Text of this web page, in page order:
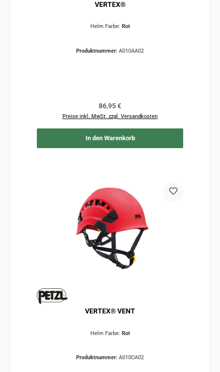
VERTEX®
Helm Farbe: Rot
Produktnummer: A010AA02
Regulärer Preis:
86,95 €
Preise inkl. MwSt. zzgl. Versandkosten
In den Warenkorb
VERTEX® VENT
Helm Farbe: Rot
Produktnummer: A010CA02